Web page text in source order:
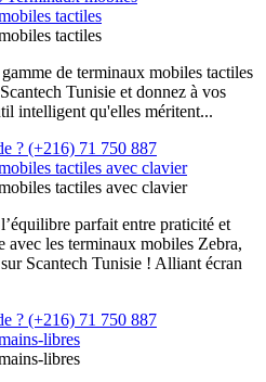
tactiles
tactiles
de terminaux mobiles tactiles
Tunisie et donnez à vos
intelligent qu'elles méritent...
? (+216) 71 750 887
tactiles avec clavier
tactiles avec clavier
parfait entre praticité et
avec les terminaux mobiles Zebra,
Scantech Tunisie ! Alliant écran
? (+216) 71 750 887
libres
libres